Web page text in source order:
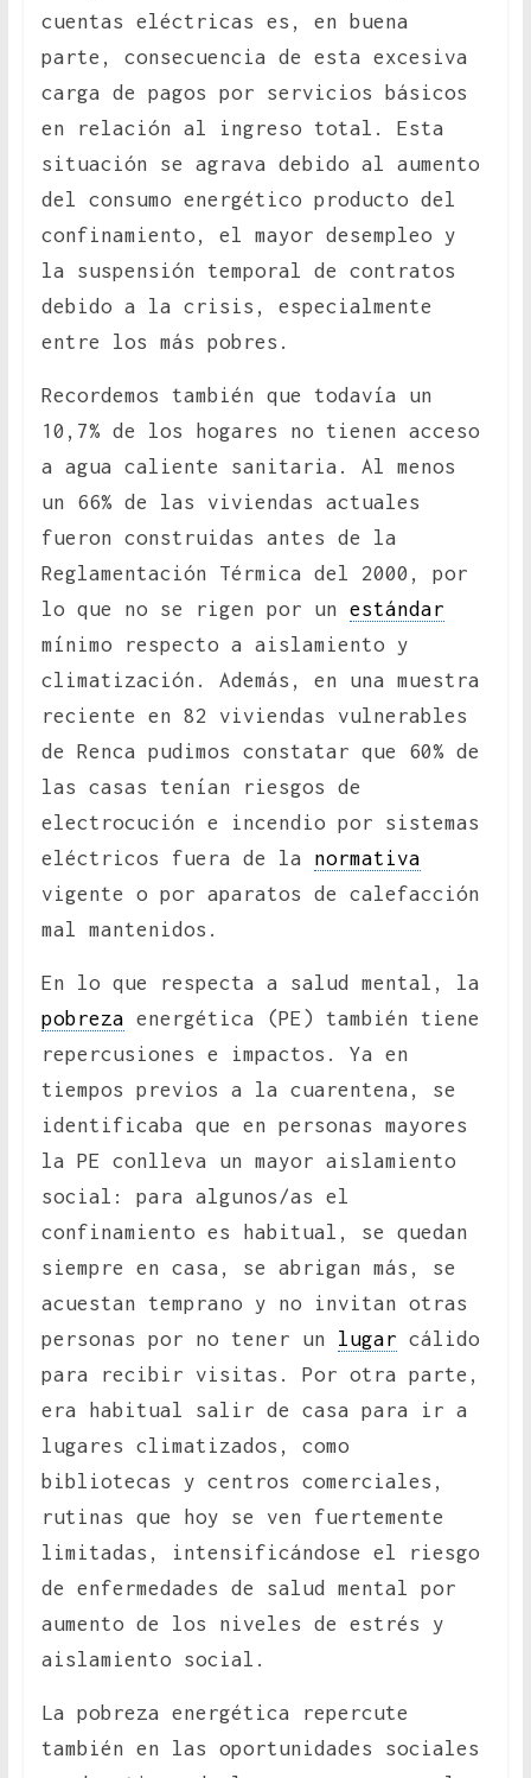
cuentas eléctricas es, en buena
parte, consecuencia de esta excesiva
carga de pagos por servicios básicos
en relación al ingreso total. Esta
situación se agrava debido al aumento
del consumo energético producto del
confinamiento, el mayor desempleo y
la suspensión temporal de contratos
debido a la crisis, especialmente
entre los más pobres.
Recordemos también que todavía un
10,7% de los hogares no tienen acceso
a agua caliente sanitaria. Al menos
un 66% de las viviendas actuales
fueron construidas antes de la
Reglamentación Térmica del 2000, por
lo que no se rigen por un estándar
mínimo respecto a aislamiento y
climatización. Además, en una muestra
reciente en 82 viviendas vulnerables
de Renca pudimos constatar que 60% de
las casas tenían riesgos de
electrocución e incendio por sistemas
eléctricos fuera de la normativa
vigente o por aparatos de calefacción
mal mantenidos.
En lo que respecta a salud mental, la
pobreza energética (PE) también tiene
repercusiones e impactos. Ya en
tiempos previos a la cuarentena, se
identificaba que en personas mayores
la PE conlleva un mayor aislamiento
social: para algunos/as el
confinamiento es habitual, se quedan
siempre en casa, se abrigan más, se
acuestan temprano y no invitan otras
personas por no tener un lugar cálido
para recibir visitas. Por otra parte,
era habitual salir de casa para ir a
lugares climatizados, como
bibliotecas y centros comerciales,
rutinas que hoy se ven fuertemente
limitadas, intensificándose el riesgo
de enfermedades de salud mental por
aumento de los niveles de estrés y
aislamiento social.
La pobreza energética repercute
también en las oportunidades sociales